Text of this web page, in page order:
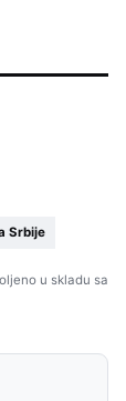
Srbije
u skladu sa